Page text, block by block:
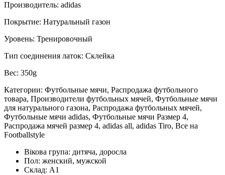
Производитель: adidas
Покрытие: Натуральный газон
Уровень: Тренировочный
Тип соединения латок: Склейка
Вес: 350g
Категории: Футбольные мячи, Распродажа футбольного
товара, Производители футбольных мячей, Футбольные мячи
для натурального газона, Распродажа футбольных мячей,
Футбольные мячи adidas, Футбольные мячи Размер 4,
Распродажа мячей размер 4, adidas all, adidas Tiro, Все на
Footballstyle
Вікова група: дитяча, доросла
Пол: женский, мужской
Склад: А1